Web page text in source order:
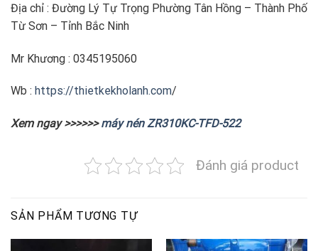
Địa chỉ : Đường Lý Tự Trọng Phường Tân Hồng – Thành Phố
Từ Sơn – Tỉnh Bắc Ninh
Mr Khương : 0345195060
Wb : https://thietkekholanh.com/
Xem ngay >>>>>>máy nén ZR310KC-TFD-522
Đánh giá product
SẢN PHẨM TƯƠNG TỰ